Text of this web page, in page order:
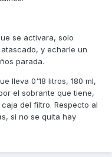
se activara, solo
y echarle un
parada.
lleva 0'18 litros, 180 ml,
el sobrante que tiene,
del filtro. Respecto al
si no se quita hay